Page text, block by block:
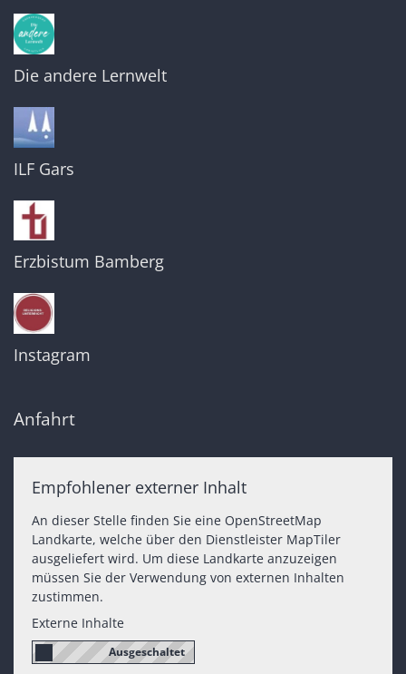
Die andere Lernwelt
ILF Gars
Erzbistum Bamberg
Instagram
Anfahrt
Empfohlener externer Inhalt
An dieser Stelle finden Sie eine OpenStreetMap
Landkarte, welche über den Dienstleister MapTiler
ausgeliefert wird. Um diese Landkarte anzuzeigen
müssen Sie der Verwendung von externen Inhalten
zustimmen.
Externe Inhalte